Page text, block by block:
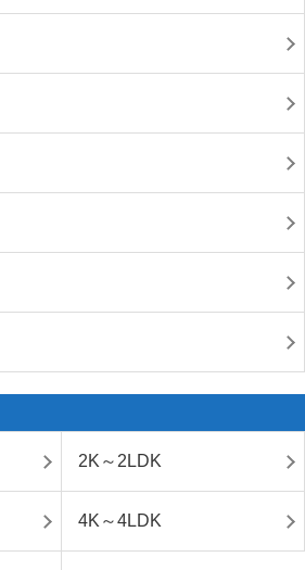
2K～2LDK
4K～4LDK